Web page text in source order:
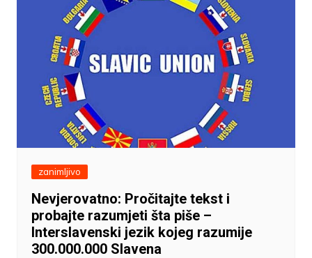
zanimljivo
Nevjerovatno: Pročitajte tekst i
probajte razumjeti šta piše –
Interslavenski jezik kojeg razumije
300.000.000 Slavena